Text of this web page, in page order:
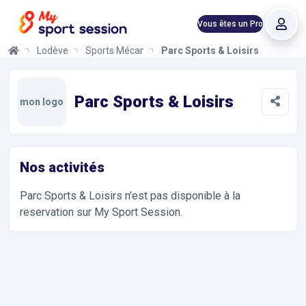
Vous êtes un Pro
Lodève Sports MécaniquesParc Sports & Loisirs
mon logo Parc Sports & Loisirs
Nos activités
Parc Sports & Loisirs n'est pas disponible à la
reservation sur My Sport Session.